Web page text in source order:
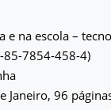
e na escola –
85-7854-458-4)
Janeiro, 96